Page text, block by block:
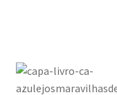
Mármore Preto /